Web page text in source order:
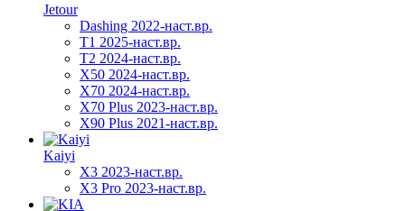
Jetour
Dashing 2022-наст.вр.
T1 2025-наст.вр.
T2 2024-наст.вр.
X50 2024-наст.вр.
X70 2024-наст.вр.
X70 Plus 2023-наст.вр.
X90 Plus 2021-наст.вр.
Kaiyi
X3 2023-наст.вр.
X3 Pro 2023-наст.вр.